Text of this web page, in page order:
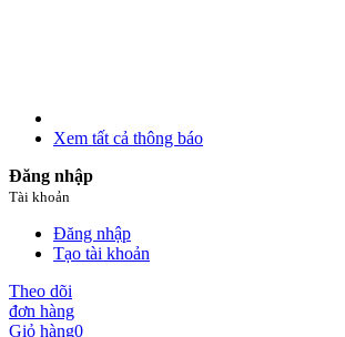
Xem tất cả thông báo
Đăng nhập
Tài khoản
Đăng nhập
Tạo tài khoản
Theo dõi
đơn hàng
Giỏ hàng0